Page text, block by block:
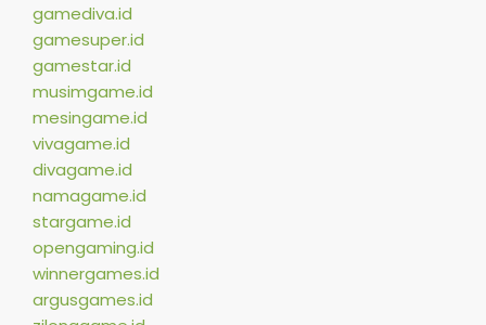
gamediva.id
gamesuper.id
gamestar.id
musimgame.id
mesingame.id
vivagame.id
divagame.id
namagame.id
stargame.id
opengaming.id
winnergames.id
argusgames.id